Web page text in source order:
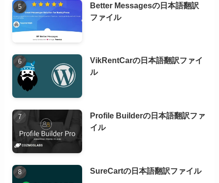
Better Messagesの日本語翻訳
ファイル
VikRentCarの日本語翻訳ファイ
ル
Profile Builderの日本語翻訳ファ
イル
SureCartの日本語翻訳ファイル